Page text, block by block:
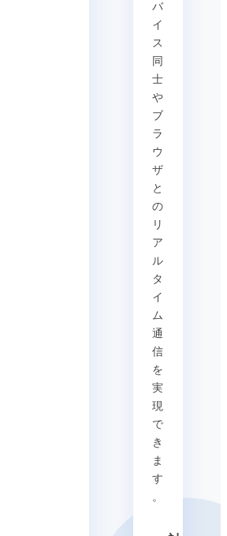
バ
イ
ス
同
士
や
ブ
ラ
ウ
ザ
と
の
リ
ア
ル
タ
イ
ム
通
信
を
実
現
で
き
ま
す
。